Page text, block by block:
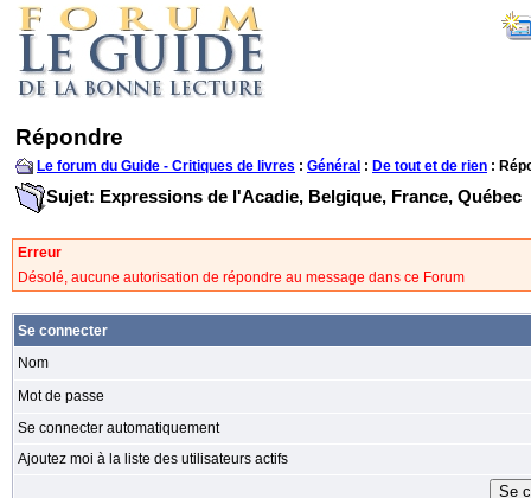
Répondre
Le forum du Guide - Critiques de livres : Général : De tout et de rien :
Sujet: Expressions de l'Acadie, Belgique, France, Québec
Erreur
Désolé, aucune autorisation de répondre au message dans ce Forum
Se connecter
Nom
Mot de passe
Se connecter automatiquement
Ajoutez moi à la liste des utilisateurs actifs